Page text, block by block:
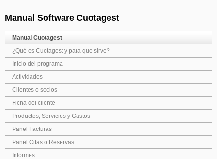
Manual Software Cuotagest
Manual Cuotagest
¿Qué es Cuotagest y para que sirve?
Inicio del programa
Actividades
Clientes o socios
Ficha del cliente
Productos, Servicios y Gastos
Panel Facturas
Panel Citas o Reservas
Informes